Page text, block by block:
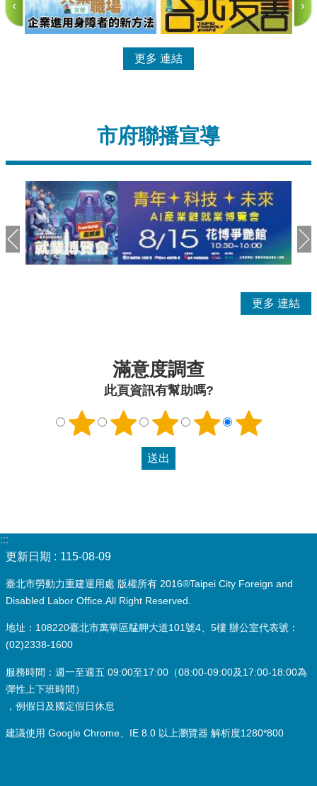
更多
市府聯播宣導
更多
滿意度調查
此頁資訊有幫助嗎?
:::
更新日期
115-08-09
臺北市勞動力重建運用處 版權所有 2016®Taipei City Foreign and
Disabled Labor Office.All Right Reserved.
地址：108220臺北市萬華區艋舺大道101號4、5樓 辦公室代表號：
(02)2338-1600
服務時間：週一至週五 09:00至17:00（08:00-09:00及17:00-18:00為
彈性上下班時間）
，例假日及國定假日休息
建議使用 Google Chrome、IE 8.0 以上瀏覽器 解析度1280*800